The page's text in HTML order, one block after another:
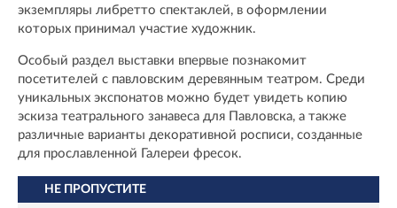
экземпляры либретто спектаклей, в оформлении
которых принимал участие художник.
Особый раздел выставки впервые познакомит
посетителей с павловским деревянным театром. Среди
уникальных экспонатов можно будет увидеть копию
эскиза театрального занавеса для Павловска, а также
различные варианты декоративной росписи, созданные
для прославленной Галереи фресок.
НЕ ПРОПУСТИТЕ